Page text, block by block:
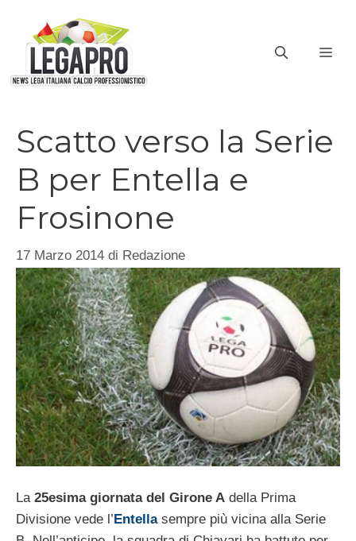
contenuto
Scatto verso la Serie
B per Entella e
Frosinone
17 Marzo 2014 di Redazione
La 25esima giornata del Girone A della Prima
Divisione vede l’Entellasempre più vicina alla Serie